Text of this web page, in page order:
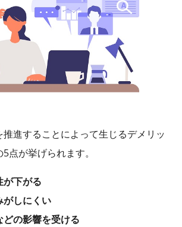
進することによって生じるデメリッ
点が挙げられます。
が下がる
がしにくい
どの影響を受ける